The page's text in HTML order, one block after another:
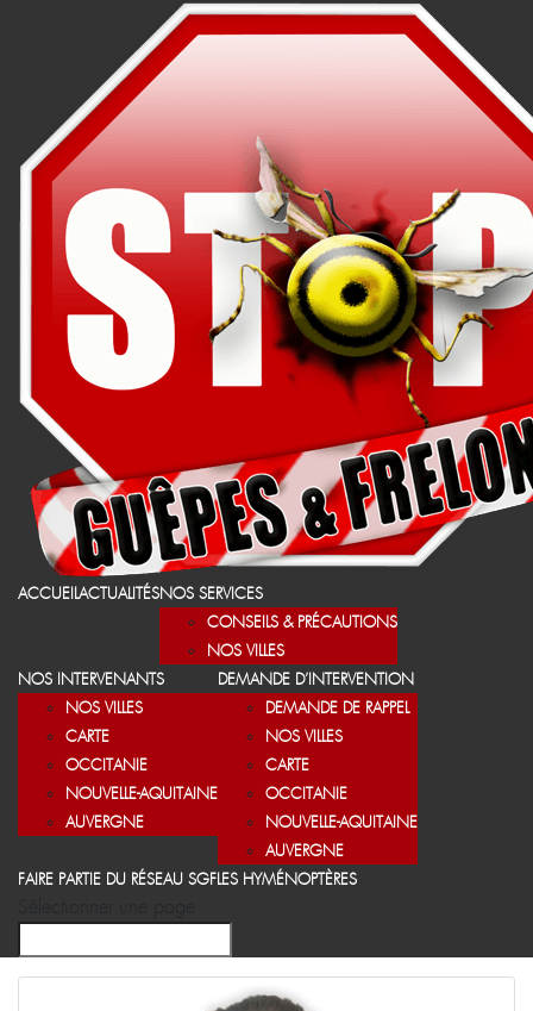
ACCUEILACTUALITÉSNOS SERVICES
CONSEILS & PRÉCAUTIONS
NOS VILLES
NOS INTERVENANTS
NOS VILLES
CARTE
OCCITANIE
NOUVELLE-AQUITAINE
AUVERGNE
DEMANDE D’INTERVENTION
DEMANDE DE RAPPEL
NOS VILLES
CARTE
OCCITANIE
NOUVELLE-AQUITAINE
AUVERGNE
FAIRE PARTIE DU RÉSEAU SGFLES HYMÉNOPTÈRES